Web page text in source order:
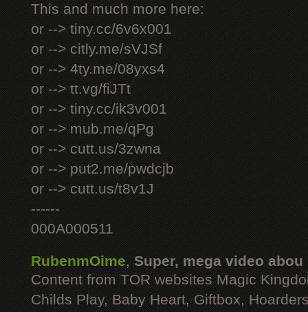
This and much more here:
or --> tiny.cc/6v6x001
or --> citly.me/sVJSf
or --> 4ty.me/08yxs4
or --> tt.vg/fiJTt
or --> tiny.cc/ik3v001
or --> mub.me/qPg
or --> cutt.us/3zwna
or --> put2.me/pwdcjb
or --> cutt.us/t8v1J
------
000A000511
RubenmOime, Super, mega video abou
Content from TOR websites Magic
Childs Play, Baby Heart, Giftbox,